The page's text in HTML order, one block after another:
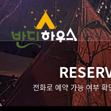
전화로 예약 가능 여부